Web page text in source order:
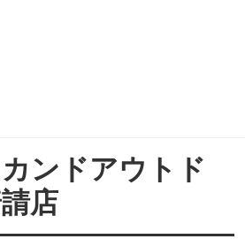
カンドアウトド
店